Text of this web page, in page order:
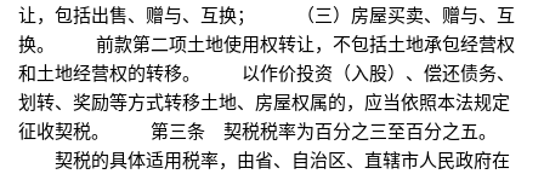
让，包括出售、赠与、互换； （三）房屋买卖、赠与、互
换。 前款第二项土地使用权转让，不包括土地承包经营权
和土地经营权的转移。 以作价投资（入股）、偿还债务、
划转、奖励等方式转移土地、房屋权属的，应当依照本法规定
征收契税。 第三条 契税税率为百分之三至百分之五。
契税的具体适用税率，由省、自治区、直辖市人民政府在